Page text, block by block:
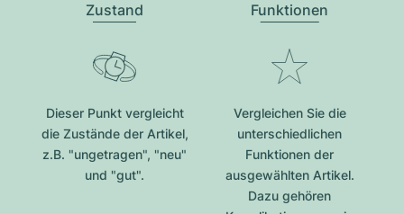
Zustand
Dieser Punkt vergleicht
die Zustände der Artikel,
z.B. "ungetragen", "neu"
und "gut".
Funktionen
Vergleichen Sie die
unterschiedlichen
Funktionen der
ausgewählten Artikel.
Dazu gehören